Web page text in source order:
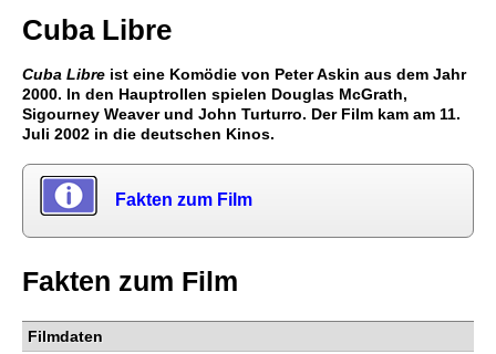
Cuba Libre
Cuba Libre ist eine Komödie von Peter Askin aus dem Jahr
2000. In den Hauptrollen spielen Douglas McGrath,
Sigourney Weaver und John Turturro. Der Film kam am 11.
Juli 2002 in die deutschen Kinos.
Fakten zum Film
Fakten zum Film
Filmdaten